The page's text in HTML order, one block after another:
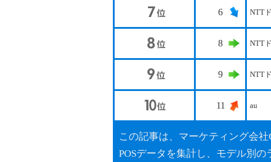
6 NTT
8 NTT
9 NTT
11 au
この記事は、マーケティング会
POSデータを集計し、モデル別の